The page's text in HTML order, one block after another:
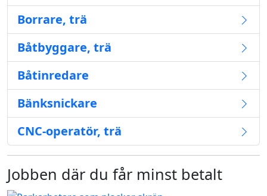
Borrare, trä
Båtbyggare, trä
Båtinredare
Bänksnickare
CNC-operatör, trä
Jobben där du får minst betalt